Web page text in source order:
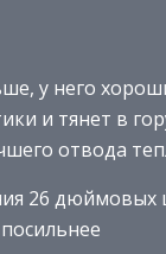
у него
и тянет в
отвода
26 дюймовых